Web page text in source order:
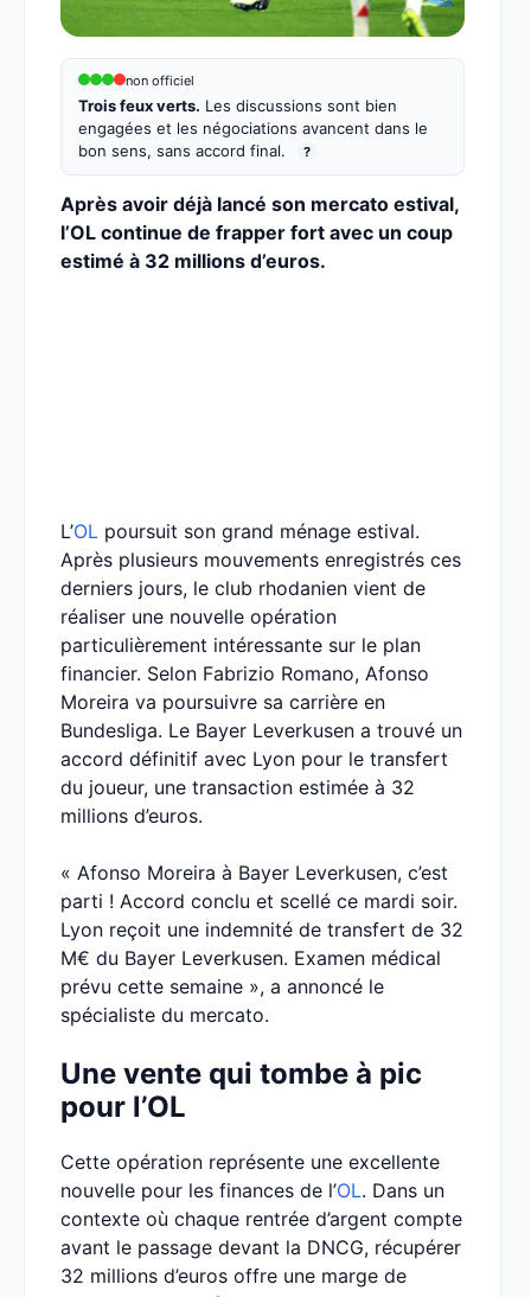
non officiel
Trois feux verts. Les discussions sont bien
engagées et les négociations avancent dans le
bon sens, sans accord final.
?
Après avoir déjà lancé son mercato estival,
l’OL continue de frapper fort avec un coup
estimé à 32 millions d’euros.
L’OL poursuit son grand ménage estival.
Après plusieurs mouvements enregistrés ces
derniers jours, le club rhodanien vient de
réaliser une nouvelle opération
particulièrement intéressante sur le plan
financier. Selon Fabrizio Romano, Afonso
Moreira va poursuivre sa carrière en
Bundesliga. Le Bayer Leverkusen a trouvé un
accord définitif avec Lyon pour le transfert
du joueur, une transaction estimée à 32
millions d’euros.
« Afonso Moreira à Bayer Leverkusen, c’est
parti ! Accord conclu et scellé ce mardi soir.
Lyon reçoit une indemnité de transfert de 32
M€ du Bayer Leverkusen. Examen médical
prévu cette semaine », a annoncé le
spécialiste du mercato.
Une vente qui tombe à pic
pour l’OL
Cette opération représente une excellente
nouvelle pour les finances de l’OL. Dans un
contexte où chaque rentrée d’argent compte
avant le passage devant la DNCG, récupérer
32 millions d’euros offre une marge de